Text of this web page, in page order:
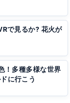
で見るか? 花火が
！多種多様な世界
に行こう